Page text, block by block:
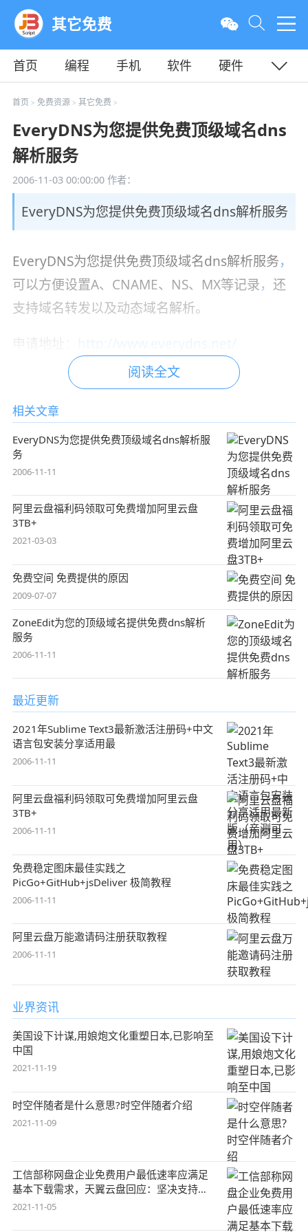
其它免费
首页 编程 手机 软件
硬件
教程
平面 服务器
首页 > 免费资源> 其它免费 >
EveryDNS为您提供免费顶级域名dns
解析服务
2006-11-03 00:00:00作者：
EveryDNS为您提供免费顶级域名dns解析服务
EveryDNS为您提供免费顶级域名dns解析服务，
可以方便设置A、CNAME、NS、MX等记录， 还
支持域名转发以及动态域名解析。
http://www.everydns.net/
阅读全文
相关文章
EveryDNS为您提供免费顶级域名dns解析服
务
2006-11-11
阿里云盘福利码领取可免费增加阿里云盘
3TB+
2021-03-03
免费空间 免费提供的原因
2009-07-07
ZoneEdit为您的顶级域名提供免费dns解析
服务
2006-11-11
最近更新
2021年Sublime Text3最新激活注册码+中文
语言包安装分享适用最
2006-11-11
阿里云盘福利码领取可免费增加阿里云盘
3TB+
2006-11-11
免费稳定图床最佳实践之
PicGo+GitHub+jsDeliver 极简教程
2006-11-11
阿里云盘万能邀请码注册获取教程
2006-11-11
业界资讯
美国设下计谋,用娘炮文化重塑日本,已影响至
中国
2021-11-19
时空伴随者是什么意思?时空伴随者介绍
2021-11-09
工信部称网盘企业免费用户最低速率应满足
基本下载需求，天翼云盘回应：坚决支持，
始终
2021-11-05